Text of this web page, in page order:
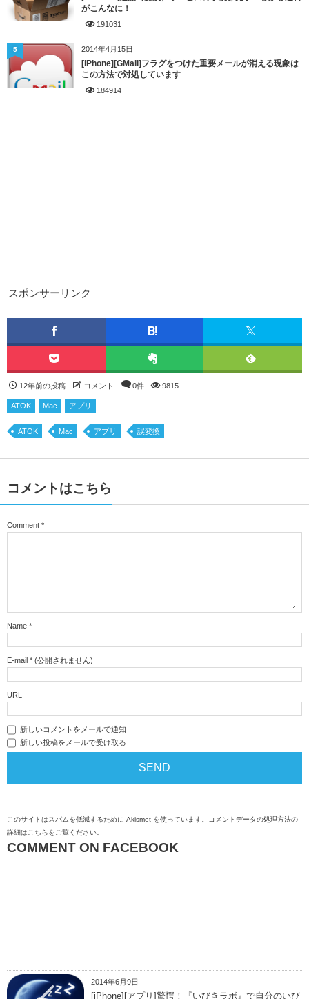
がこんなに！
191031
2014年4月15日
[iPhone][GMail]フラグをつけた重要メールが消える現象は
この方法で対処しています
184914
5
スポンサーリンク
12年前の投稿 コメント 0件 9815
ATOK Mac アプリ
ATOK Mac アプリ 誤変換
コメントはこちら
Comment *
Name *
E-mail * (公開されません)
URL
新しいコメントをメールで通知
新しい投稿をメールで受け取る
このサイトはスパムを低減するために Akismet を使っています。 コメントデータの処理方法の
詳細はこちらをご覧ください
COMMENT ON FACEBOOK
2014年6月9日
[iPhone][アプリ]驚愕！『いびきラボ』で自分のいび